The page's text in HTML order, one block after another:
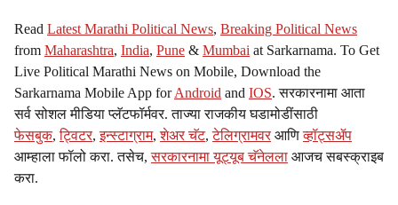
Read Latest Marathi Political News, Breaking Political News
from Maharashtra, India, Pune & Mumbai at Sarkarnama. To Get
Live Political Marathi News on Mobile, Download the
Sarkarnama Mobile App forAndroid and IOS. सरकारनामा आता
सर्व सोशल मीडिया प्लॅटफॉर्मवर. ताज्या राजकीय घडामोडींसाठी
फेसबुक,ट्विटर,इन्स्टाग्राम,शेअर चॅट,टेलिग्रामवर आणिव्हॉट्सॲप
आम्हाला फॉलो करा. तसेच,सरकारनामा यूट्यूब चॅनेलला आजच सबस्क्राइब
करा.